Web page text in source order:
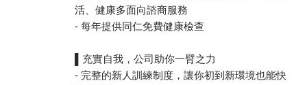
活、健康多面向諮商服務
- 每年提供同仁免費健康檢查
▌充實自我，公司助你一臂之力
- 完整的新人訓練制度，讓你初到新環境也能快